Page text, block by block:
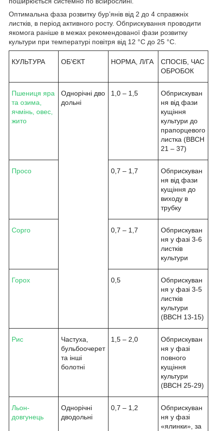
Оптимальна фаза розвитку бур’янів від 2 до 4 справжніх
листків, в період активного росту. Обприскування проводити
якомога раніше в межах рекомендованої фази розвитку
культури при температурі повітря від 12 °С до 25 °С.
КУЛЬТУРА ОБ'ЄКТ НОРМА, Л/ГА
СПОСІБ, ЧАС
ОБРОБОК
Пшениця яра
та озима,
ячмінь, овес,
жито
Однорічні дво
дольні
1,0 – 1,5
Обприскуван
ня від фази
кущіння
культури до
прапорцевого
листка (ВВСН
21 – 37)
Просо 0,7 – 1,7
Обприскуван
ня від фази
кущіння до
виходу в
трубку
Сорго 0,7 – 1,7
Обприскуван
ня у фазі 3-6
листків
культури
Горох 0,5
Обприскуван
ня у фазі 3-5
листків
культури
(ВВСН 13-15)
Рис
Частуха,
бульбоочерет
та інші
болотні
1,5 – 2,0
Обприскуван
ня у фазі
повного
кущіння
культури
(ВВСН 25-29)
Льон-
довгунець
Однорічні
дводольні
0,7 – 1,2
Обприскуван
ня у фазі
«ялинки», за